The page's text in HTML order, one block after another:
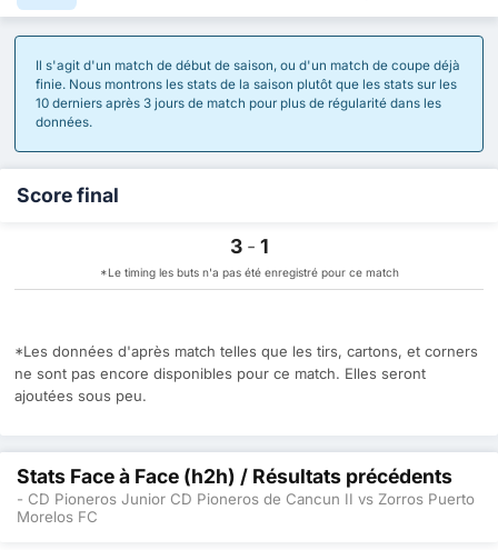
Il s'agit d'un match de début de saison, ou d'un match de coupe déjà
finie. Nous montrons les stats de la saison plutôt que les stats sur les
10 derniers après 3 jours de match pour plus de régularité dans les
données.
Score final
3 - 1
*Le timing les buts n'a pas été enregistré pour ce match
*Les données d'après match telles que les tirs, cartons, et corners
ne sont pas encore disponibles pour ce match. Elles seront
ajoutées sous peu.
Stats Face à Face (h2h) / Résultats précédents
- CD Pioneros Junior CD Pioneros de Cancun II vs Zorros Puerto
Morelos FC